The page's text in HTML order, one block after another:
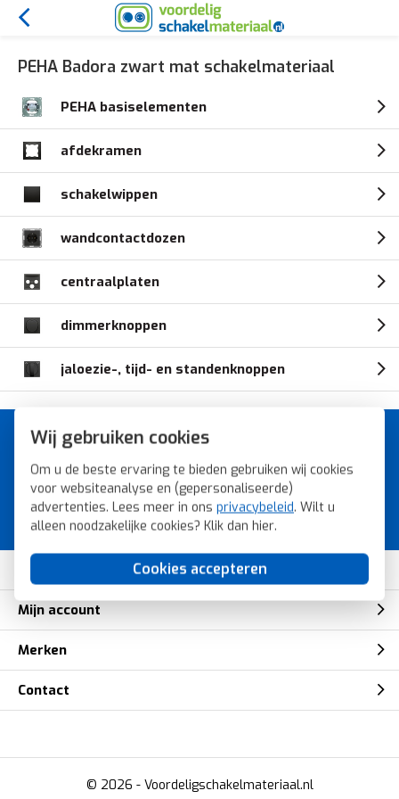
Wij gebruiken cookies
Om u de beste ervaring te bieden gebruiken wij cookies
voor websiteanalyse en (gepersonaliseerde)
advertenties. Lees meer in ons privacybeleid. Wilt u
alleen noodzakelijke cookies? Klik dan hier.
Cookies accepteren
PEHA Badora zwart mat schakelmateriaal
PEHA basiselementen
afdekramen
schakelwippen
wandcontactdozen
centraalplaten
dimmerknoppen
jaloezie-, tijd- en standenknoppen
A-merk schakelmateriaal voor
de laagste prijs.
Bestel snel, veilig en eenvoudig bij
Voordeligschakelmateriaal.nl.
Mijn account
Merken
Contact
© 2026 - Voordeligschakelmateriaal.nl